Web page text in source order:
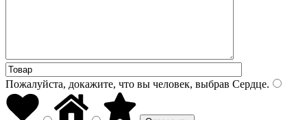
Пожалуйста, докажите, что вы человек, выбрав Сердце.